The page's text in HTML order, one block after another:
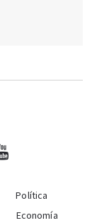
Política
Economía